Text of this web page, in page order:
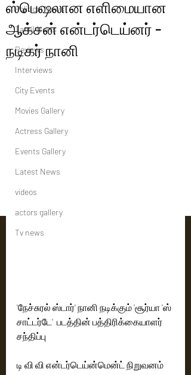
Political News
Tamil News
Reviews
Interviews
City Events
Movies Gallery
Actress Gallery
Events Gallery
Latest News
videos
actors gallery
Tv news
ஸ்பெஷலான எளிமையான
ஆக்சன் என்டர்டெய்னர் -
நடிகர் நானி
'நேச்சுரல் ஸ்டார்' நானி நடிக்கும் 'சூர்யா 'ஸ்
சாட்டர்டே'  படத்தின் பத்திரிக்கையாளர்
சந்திப்பு
டி வி வி என்டர்டெய்ன்மென்ட் நிறுவனம்